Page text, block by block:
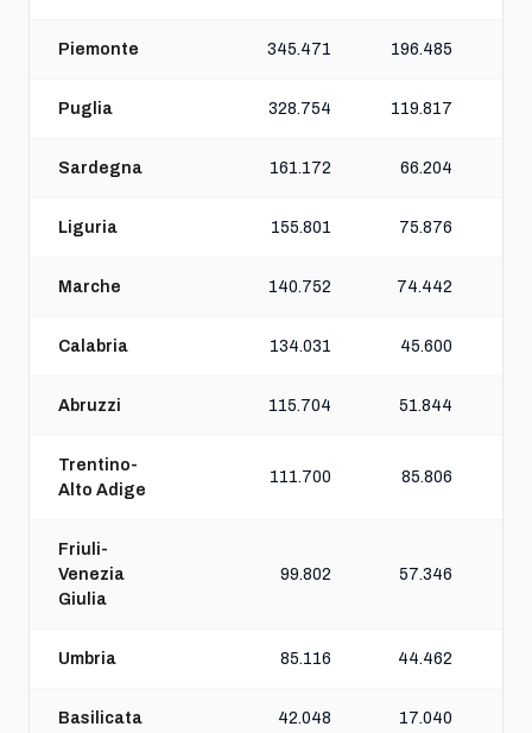
Piemonte 345.471 196.485
Puglia 328.754 119.817
Sardegna 161.172 66.204
Liguria 155.801 75.876
Marche 140.752 74.442
Calabria 134.031 45.600
Abruzzi 115.704 51.844
Trentino-
Alto Adige
111.700 85.806
Friuli-
Venezia
Giulia
99.802 57.346
Umbria 85.116 44.462
Basilicata 42.048 17.040